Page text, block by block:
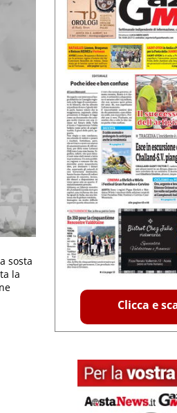
sosta
la
Clicca e